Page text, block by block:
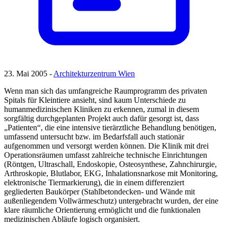
23. Mai 2005 -Architekturzentrum Wien
Wenn man sich das umfangreiche Raumprogramm des privaten
Spitals für Kleintiere ansieht, sind kaum Unterschiede zu
humanmedizinischen Kliniken zu erkennen, zumal in diesem
sorgfältig durchgeplanten Projekt auch dafür gesorgt ist, dass
„Patienten“, die eine intensive tierärztliche Behandlung benötigen,
umfassend untersucht bzw. im Bedarfsfall auch stationär
aufgenommen und versorgt werden können. Die Klinik mit drei
Operationsräumen umfasst zahlreiche technische Einrichtungen
(Röntgen, Ultraschall, Endoskopie, Osteosynthese, Zahnchirurgie,
Arthroskopie, Blutlabor, EKG, Inhalationsnarkose mit Monitoring,
elektronische Tiermarkierung), die in einem differenziert
gegliederten Baukörper (Stahlbetondecken- und Wände mit
außenliegendem Vollwärmeschutz) untergebracht wurden, der eine
klare räumliche Orientierung ermöglicht und die funktionalen
medizinischen Abläufe logisch organisiert.